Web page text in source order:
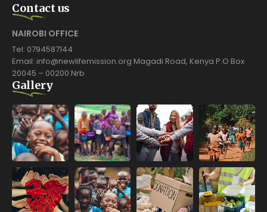
Contact us
NAIROBI OFFICE
Tel: 0794587144
Email: info@newlifemission.org Magadi Road, Kenya P.O Box
20045 – 00200 Nrb
Gallery